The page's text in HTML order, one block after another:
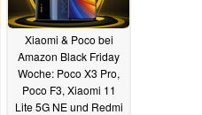
Xiaomi & Poco bei
Amazon Black Friday
Woche: Poco X3 Pro,
Poco F3, Xiaomi 11
Lite 5G NE und Redmi